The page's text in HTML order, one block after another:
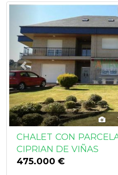
CHALET CON
CIPRIAN DE VIÑAS
475.000 €